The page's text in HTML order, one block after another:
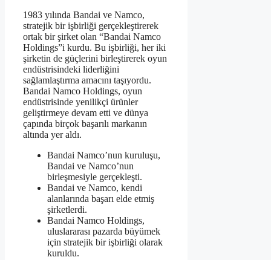
1983 yılında Bandai ve Namco,
stratejik bir işbirliği gerçekleştirerek
ortak bir şirket olan “Bandai Namco
Holdings”i kurdu. Bu işbirliği, her iki
şirketin de güçlerini birleştirerek oyun
endüstrisindeki liderliğini
sağlamlaştırma amacını taşıyordu.
Bandai Namco Holdings, oyun
endüstrisinde yenilikçi ürünler
geliştirmeye devam etti ve dünya
çapında birçok başarılı markanın
altında yer aldı.
Bandai Namco’nun kuruluşu,
Bandai ve Namco’nun
birleşmesiyle gerçekleşti.
Bandai ve Namco, kendi
alanlarında başarı elde etmiş
şirketlerdi.
Bandai Namco Holdings,
uluslararası pazarda büyümek
için stratejik bir işbirliği olarak
kuruldu.